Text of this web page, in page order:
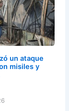
un ataque
misiles y